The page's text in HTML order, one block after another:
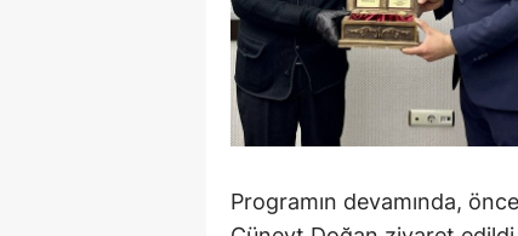
Programın devamında,